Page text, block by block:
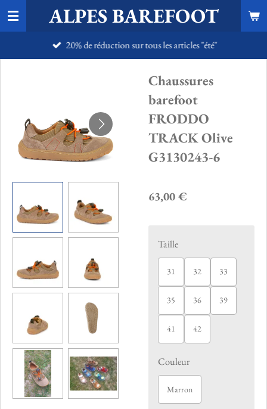
Passer
au
ALPES BAREFOOT
20% de réduction sur tous les articles "été"
Chaussures
barefoot
FRODDO
TRACK Olive
G3130243-6
63,00 €
Taille
31 32 33
35 36 39
41 42
Couleur
Marron